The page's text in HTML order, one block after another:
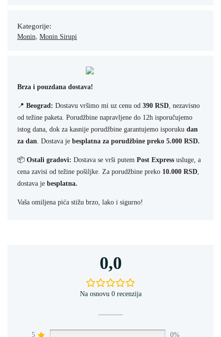
Kategorije:
Monin, Monin Sirupi
Brza i pouzdana dostava!
📍 Beograd: Dostavu vršimo mi uz cenu od 390 RSD, nezavisno
od težine paketa. Porudžbine napravljene do 12h isporučujemo
istog dana, dok za kasnije porudžbine garantujemo isporuku dan
za dan. Dostava je besplatna za porudžbine preko 5.000 RSD.
📦 Ostali gradovi: Dostava se vrši putem Post Express usluge, a
cena zavisi od težine pošiljke. Za porudžbine preko 10.000 RSD,
dostava je besplatna.
Vaša omiljena pića stižu brzo, lako i sigurno!
0,0
Na osnovu 0 recenzija
5
0%